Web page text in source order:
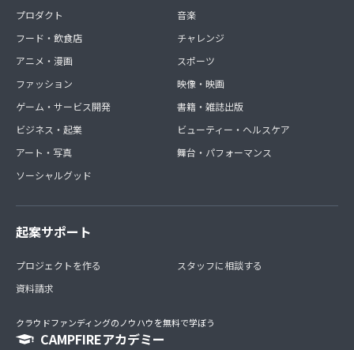
プロダクト
フード・飲食店
アニメ・漫画
ファッション
ゲーム・サービス開発
ビジネス・起業
アート・写真
ソーシャルグッド
音楽
チャレンジ
スポーツ
映像・映画
書籍・雑誌出版
ビューティー・ヘルスケア
舞台・パフォーマンス
起案サポート
プロジェクトを作る
資料請求
スタッフに相談する
クラウドファンディングのノウハウを無料で学ぼう
CAMPFIREアカデミー